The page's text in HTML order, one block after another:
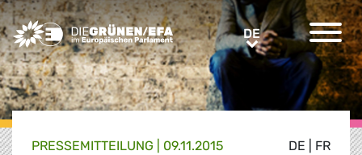
Greens/EFA Home DEDE
DE FR
PRESSE­MITTEILUNG 09.11.2015